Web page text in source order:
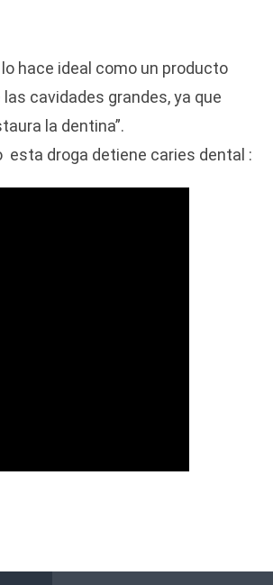
hace ideal como un producto
cavidades grandes, ya que
la dentina”.
esta droga detiene caries dental :